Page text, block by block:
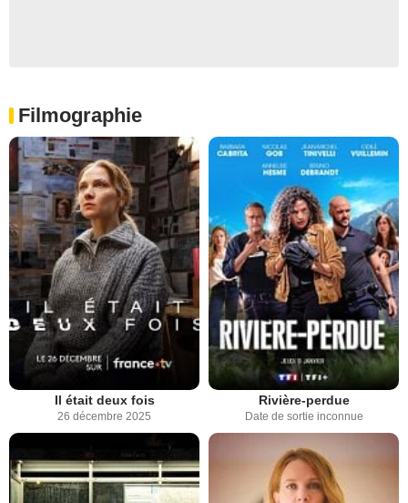
Filmographie
Il était deux fois
26 décembre 2025
Rivière-perdue
Date de sortie inconnue